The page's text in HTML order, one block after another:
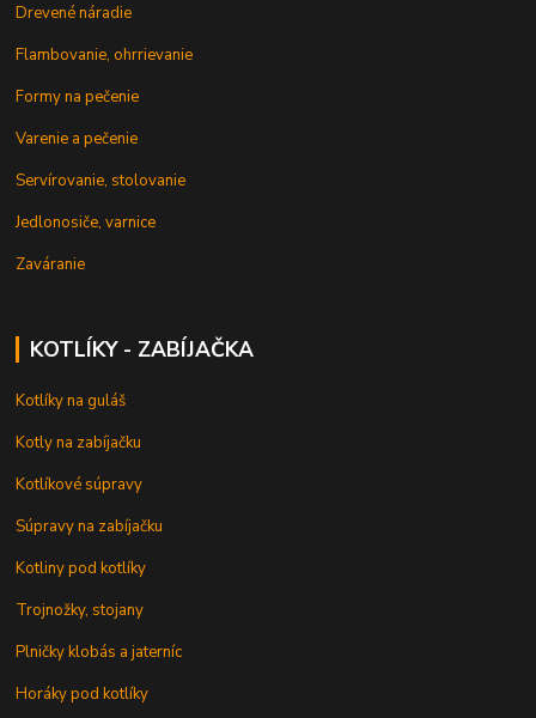
Drevené náradie
Flambovanie, ohrrievanie
Formy na pečenie
Varenie a pečenie
Servírovanie, stolovanie
Jedlonosiče, varnice
Zaváranie
KOTLÍKY - ZABÍJAČKA
Kotlíky na guláš
Kotly na zabíjačku
Kotlíkové súpravy
Súpravy na zabíjačku
Kotliny pod kotlíky
Trojnožky, stojany
Plničky klobás a jaterníc
Horáky pod kotlíky